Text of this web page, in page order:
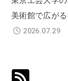
美術館で広が
2026.07.29